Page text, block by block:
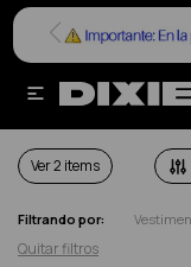

CAMPERAS
Ver
Filtrando por:
Quitar filtros